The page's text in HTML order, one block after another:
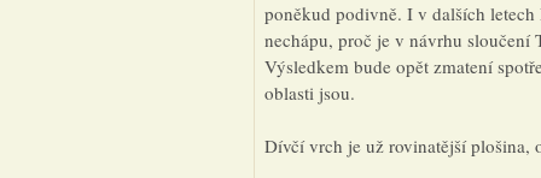
poněkud podivně. I v dalších
nechápu, proč je v návrhu sloučení
Výsledkem bude opět zmatení
oblasti jsou.
Dívčí vrch je už rovinatější plošina,